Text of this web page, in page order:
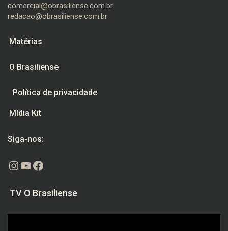
comercial@obrasiliense.com.br
redacao@obrasiliense.com.br
Matérias
O Brasiliense
Política de privacidade
Mídia Kit
Siga-nos:
Instagram
Youtube
Facebook
TV O Brasiliense